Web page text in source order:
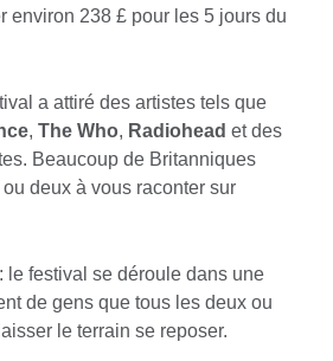
environ 238 £ pour les 5 jours du
a attiré des artistes tels que
, The Who, Radiohead et des
Beaucoup de Britanniques
deux à vous raconter sur
le festival se déroule dans une
de gens que tous les deux ou
le terrain se reposer.